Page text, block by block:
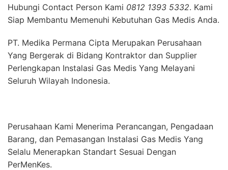
Hubungi Contact Person Kami 0812 1393 5332. Kami
Siap Membantu Memenuhi Kebutuhan Gas Medis Anda.
PT. Medika Permana Cipta Merupakan Perusahaan
Yang Bergerak di Bidang Kontraktor dan Supplier
Perlengkapan Instalasi Gas Medis Yang Melayani
Seluruh Wilayah Indonesia.
Perusahaan Kami Menerima Perancangan, Pengadaan
Barang, dan Pemasangan Instalasi Gas Medis Yang
Selalu Menerapkan Standart Sesuai Dengan
PerMenKes.